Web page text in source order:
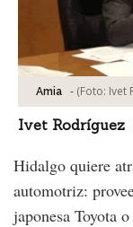
Amia - (Foto: Ivet
Ivet Rodríguez
Hidalgo quiere
automotriz:
japonesa Toyota